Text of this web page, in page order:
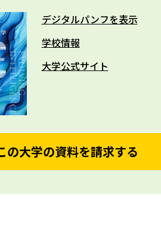
デジタルパンフを表示
学校情報
大学公式サイト
の大学の資料を請求する